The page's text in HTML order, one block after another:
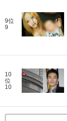
9位
9
10
位
10